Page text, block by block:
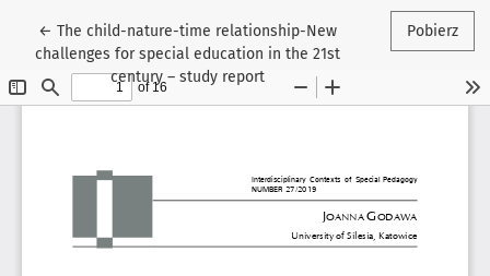
← Wróć do szczegółów artykułu
The child-nature-time relationship-New
challenges for special education in the 21st
century – study report
Pobierz